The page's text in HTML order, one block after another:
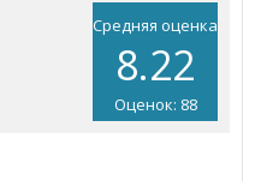
Средняя оценка
8.22
Оценок: 88